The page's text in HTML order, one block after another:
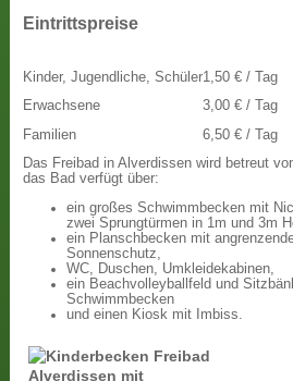
Eintrittspreise
Kinder, Jugendliche, Schüler
Erwachsene
Familien
1,50 € / Tag
3,00 € / Tag
6,50 € / Tag
Das Freibad in Alverdissen wird betreut
das Bad verfügt über:
ein großes Schwimmbecken mit
zwei Sprungtürmen in 1m und 3m
ein Planschbecken mit
Sonnenschutz,
WC, Duschen, Umkleidekabinen,
ein Beachvolleyballfeld und
Schwimmbecken
und einen Kiosk mit Imbiss.